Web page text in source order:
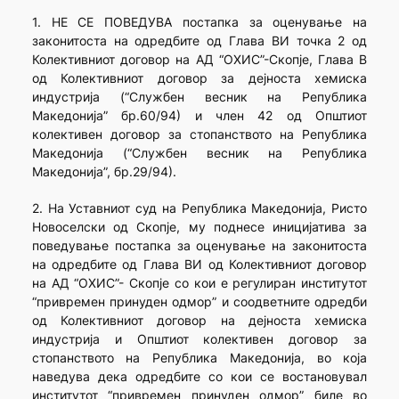
1. НЕ СЕ ПОВЕДУВА постапка за оценување на
законитоста на одредбите од Глава ВИ точка 2 од
Колективниот договор на АД “ОХИС”-Скопје, Глава В
од Колективниот договор за дејноста хемиска
индустрија (“Службен весник на Република
Македонија” бр.60/94) и член 42 од Општиот
колективен договор за стопанството на Република
Македонија (“Службен весник на Република
Македонија”, бр.29/94).
2. На Уставниот суд на Република Македонија, Ристо
Новоселски од Скопје, му поднесе иницијатива за
поведување постапка за оценување на законитоста
на одредбите од Глава ВИ од Колективниот договор
на АД “ОХИС”- Скопје со кои е регулиран институтот
“привремен принуден одмор” и соодветните одредби
од Колективниот договор на дејноста хемиска
индустрија и Општиот колективен договор за
стопанството на Република Македонија, во која
наведува дека одредбите со кои се востановувал
институтот “привремен принуден одмор” биле во